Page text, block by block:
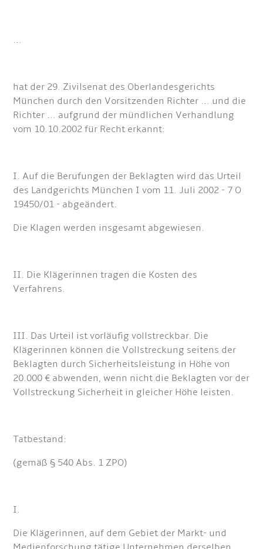
...
hat der 29. Zivilsenat des Oberlandesgerichts
München durch den Vorsitzenden Richter ... und die
Richter ... aufgrund der mündlichen Verhandlung
vom 10.10.2002 für Recht erkannt:
I. Auf die Berufungen der Beklagten wird das Urteil
des Landgerichts München I vom 11. Juli 2002 - 7 O
19450/01 - abgeändert.
Die Klagen werden insgesamt abgewiesen.
II. Die Klägerinnen tragen die Kosten des
Verfahrens.
III. Das Urteil ist vorläufig vollstreckbar. Die
Klägerinnen können die Vollstreckung seitens der
Beklagten durch Sicherheitsleistung in Höhe von
20.000 € abwenden, wenn nicht die Beklagten vor der
Vollstreckung Sicherheit in gleicher Höhe leisten.
Tatbestand:
(gemäß § 540 Abs. 1 ZPO)
I.
Die Klägerinnen, auf dem Gebiet der Markt- und